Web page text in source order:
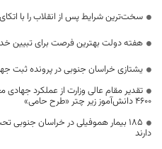
سخت‌ترین شرایط پس از انقلاب را با
هفته دولت بهترین فرصت برای تبیین
یشتازی خراسان جنوبی در پرونده ثبت
تقدیر مقام عالی وزارت از عملکرد
۴۶۰۰ دانش‌آموز زیر چتر «طرح حامی»
۱۸۵ بیمار هموفیلی در خراسان
دارند